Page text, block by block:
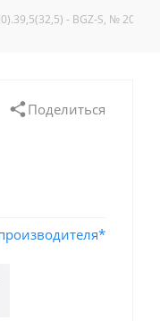
- BGZ-S, № 20-0
Поделиться